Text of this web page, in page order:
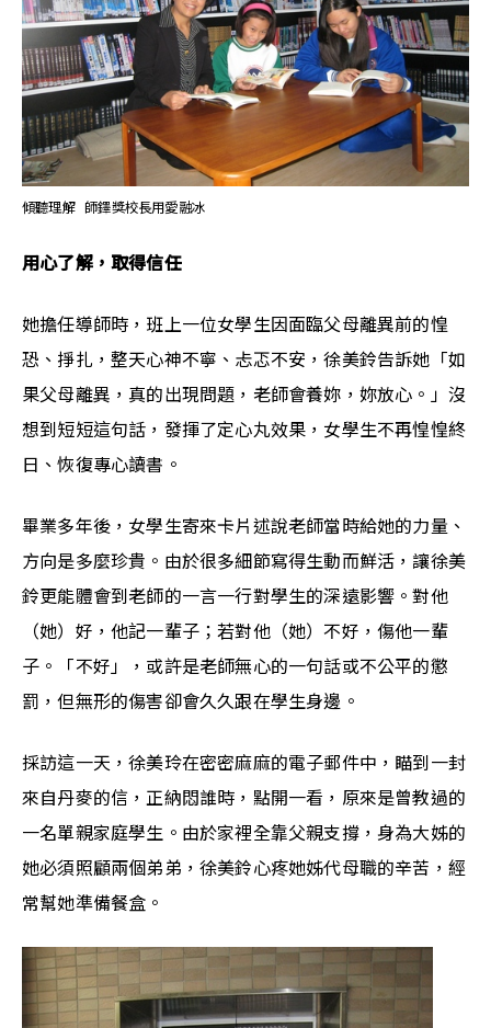
傾聽理解  師鐸獎校長用愛融冰
用心了解，取得信任
她擔任導師時，班上一位女學生因面臨父母離異前的惶
恐、掙扎，整天心神不寧、忐忑不安，徐美鈴告訴她「如
果父母離異，真的出現問題，老師會養妳，妳放心。」沒
想到短短這句話，發揮了定心丸效果，女學生不再惶惶終
日、恢復專心讀書。
畢業多年後，女學生寄來卡片述說老師當時給她的力量、
方向是多麼珍貴。由於很多細節寫得生動而鮮活，讓徐美
鈴更能體會到老師的一言一行對學生的深遠影響。對他
（她）好，他記一輩子；若對他（她）不好，傷他一輩
子。「不好」，或許是老師無心的一句話或不公平的懲
罰，但無形的傷害卻會久久跟在學生身邊。
採訪這一天，徐美玲在密密麻麻的電子郵件中，瞄到一封
來自丹麥的信，正納悶誰時，點開一看，原來是曾教過的
一名單親家庭學生。由於家裡全靠父親支撐，身為大姊的
她必須照顧兩個弟弟，徐美鈴心疼她姊代母職的辛苦，經
常幫她準備餐盒。